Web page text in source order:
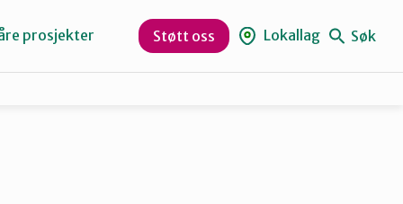
prosjekter Støtt oss Lokallag Søk